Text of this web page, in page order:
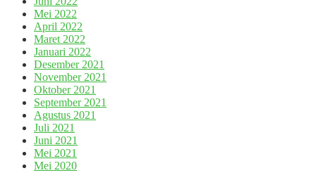
Mei 2022
April 2022
Maret 2022
Januari 2022
Desember 2021
November 2021
Oktober 2021
September 2021
Agustus 2021
Juli 2021
Juni 2021
Mei 2021
Mei 2020